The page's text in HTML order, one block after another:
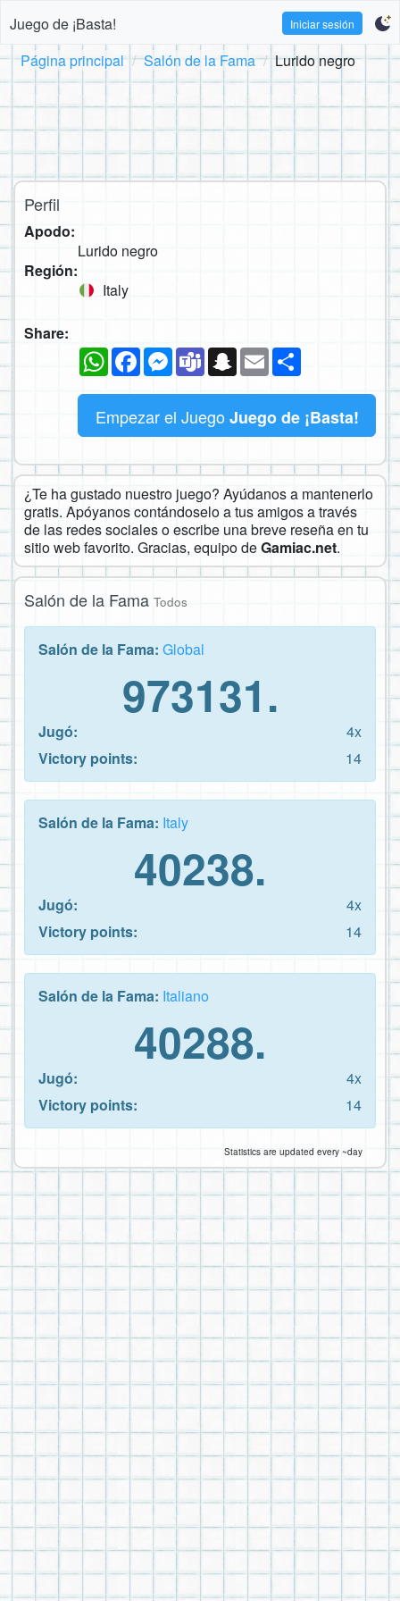
Juego de ¡Basta! Iniciar sesión
Página principal Salón de la Fama Lurido negro
Perfil
Apodo:
Lurido negro
Región:
Italy
Share:
WhatsAppFacebookMessenger
TeamsSnapchat
Email
Empezar el Juego Juego de ¡Basta!
¿Te ha gustado nuestro juego? Ayúdanos a mantenerlo
gratis. Apóyanos contándoselo a tus amigos a través
de las redes sociales o escribe una breve reseña en tu
sitio web favorito. Gracias, equipo deGamiac.net.
Salón de la Fama Todos
Salón de la Fama: Global
973131.
Jugó:
4x
Victory points:
14
Salón de la Fama: Italy
40238.
Jugó:
4x
Victory points:
14
Salón de la Fama: Italiano
40288.
Jugó:
4x
Victory points:
14
Statistics are updated every ~day